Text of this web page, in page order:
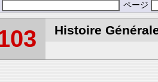
ページ
Histoire